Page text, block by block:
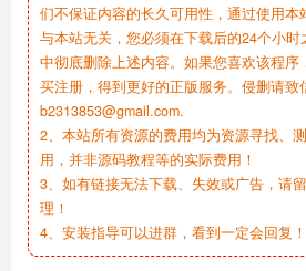
们不保证内容的长久可用性，通过使用本
与本站无关，您必须在下载后的24个小
中彻底删除上述内容。如果您喜欢该程序
买注册，得到更好的正版服务。侵删请致
b2313853@gmail.com.
2、本站所有资源的费用均为资源寻找、
用，并非源码教程等的实际费用！
3、如有链接无法下载、失效或广告，请
理！
4、安装指导可以进群，看到一定会回复！